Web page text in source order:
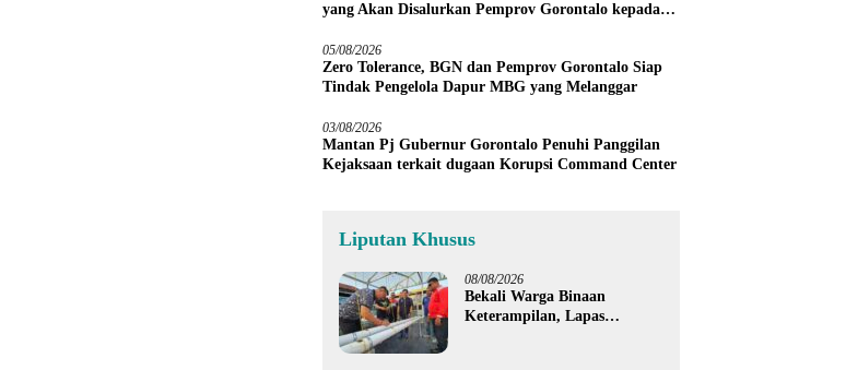
yang Akan Disalurkan Pemprov Gorontalo kepada
05/08/2026
Zero Tolerance, BGN dan Pemprov Gorontalo Siap
Tindak Pengelola Dapur MBG yang Melanggar
03/08/2026
Mantan Pj Gubernur Gorontalo Penuhi Panggilan
Kejaksaan terkait dugaan Korupsi Command Center
Liputan Khusus
08/08/2026
Bekali Warga Binaan
Keterampilan, Lapas